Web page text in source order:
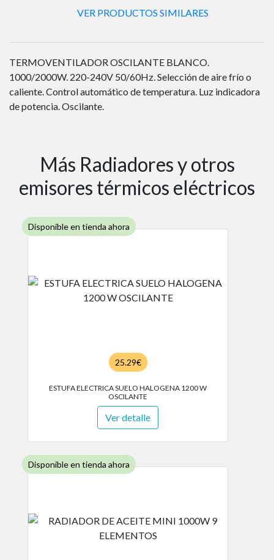
VER PRODUCTOS SIMILARES
TERMOVENTILADOR OSCILANTE BLANCO.
1000/2000W. 220-240V 50/60Hz. Selección de aire frío o
caliente. Control automático de temperatura. Luz indicadora
de potencia. Oscilante.
Más Radiadores y otros
emisores térmicos eléctricos
Disponible en tienda ahora
25.29€
ESTUFA ELECTRICA SUELO HALOGENA 1200 W
OSCILANTE
Ver detalle
Disponible en tienda ahora